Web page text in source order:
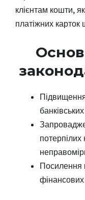
клієнтам кошти,
платіжних
потерпілих
Посилення
фінансових